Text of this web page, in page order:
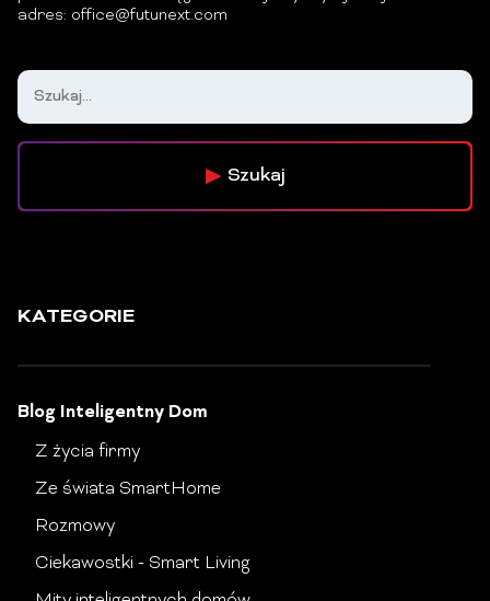
adres: office@futunext.com
Szukaj
KATEGORIE
Blog Inteligentny Dom
Z życia firmy
Ze świata SmartHome
Rozmowy
Ciekawostki - Smart Living